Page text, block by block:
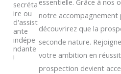
secréta
ire ou
d'assist
ante
indépe
ndante
!
essentielle. Grâce à nos
notre accompagnement
découvrirez que la
seconde nature.
votre ambition en
prospection devient